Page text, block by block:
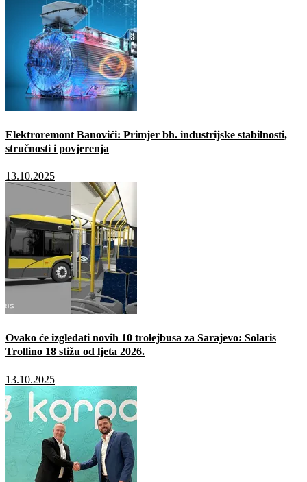
Elektroremont Banovići: Primjer bh. industrijske stabilnosti,
stručnosti i povjerenja
13.10.2025
Ovako će izgledati novih 10 trolejbusa za Sarajevo: Solaris
Trollino 18 stižu od ljeta 2026.
13.10.2025